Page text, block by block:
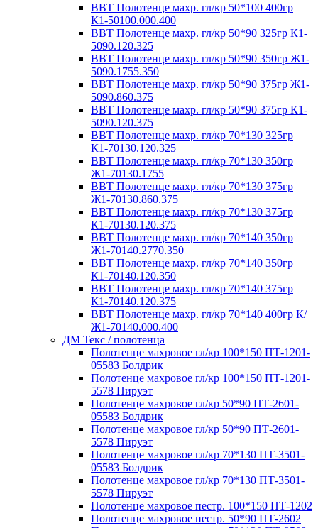
ВВТ Полотенце махр. гл/кр 50*100 400гр
К1-50100.000.400
ВВТ Полотенце махр. гл/кр 50*90 325гр К1-
5090.120.325
ВВТ Полотенце махр. гл/кр 50*90 350гр Ж1-
5090.1755.350
ВВТ Полотенце махр. гл/кр 50*90 375гр Ж1-
5090.860.375
ВВТ Полотенце махр. гл/кр 50*90 375гр К1-
5090.120.375
ВВТ Полотенце махр. гл/кр 70*130 325гр
К1-70130.120.325
ВВТ Полотенце махр. гл/кр 70*130 350гр
Ж1-70130.1755
ВВТ Полотенце махр. гл/кр 70*130 375гр
Ж1-70130.860.375
ВВТ Полотенце махр. гл/кр 70*130 375гр
К1-70130.120.375
ВВТ Полотенце махр. гл/кр 70*140 350гр
Ж1-70140.2770.350
ВВТ Полотенце махр. гл/кр 70*140 350гр
К1-70140.120.350
ВВТ Полотенце махр. гл/кр 70*140 375гр
К1-70140.120.375
ВВТ Полотенце махр. гл/кр 70*140 400гр К/
Ж1-70140.000.400
ДМ Текс / полотенца
Полотенце махровое гл/кр 100*150 ПТ-1201-
05583 Болдрик
Полотенце махровое гл/кр 100*150 ПТ-1201-
5578 Пируэт
Полотенце махровое гл/кр 50*90 ПТ-2601-
05583 Болдрик
Полотенце махровое гл/кр 50*90 ПТ-2601-
5578 Пируэт
Полотенце махровое гл/кр 70*130 ПТ-3501-
05583 Болдрик
Полотенце махровое гл/кр 70*130 ПТ-3501-
5578 Пируэт
Полотенце махровое пестр. 100*150 ПТ-1202
Полотенце махровое пестр. 50*90 ПТ-2602